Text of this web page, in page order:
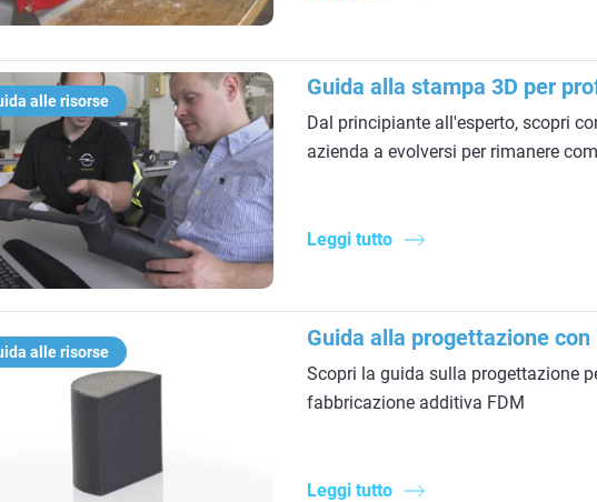
alle risorse
Guida alla stampa 3D per
Dal principiante all'esperto, scopri
azienda a evolversi per rimanere
Leggi tutto
alle risorse
Guida alla progettazione
Scopri la guida sulla progettazione
fabbricazione additiva FDM
Leggi tutto